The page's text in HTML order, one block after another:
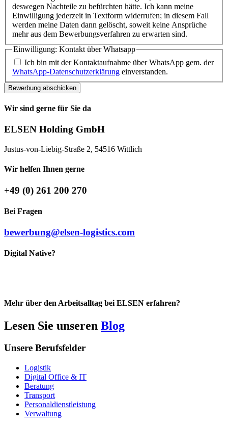
deswegen Nachteile zu befürchten hätte. Ich kann meine
Einwilligung jederzeit in Textform widerrufen; in diesem Fall
werden meine Daten dann gelöscht, soweit keine Ansprüche
mehr aus dem Bewerbungsverfahren zu erwarten sind.
Einwilligung: Kontakt über Whatsapp
Ich bin mit der Kontaktaufnahme über WhatsApp gem. der
WhatsApp-Datenschutzerklärung einverstanden.
Bewerbung abschicken
Wir sind gerne für Sie da
ELSEN Holding GmbH
Justus-von-Liebig-Straße 2, 54516 Wittlich
Wir helfen Ihnen gerne
+49 (0) 261 200 270
Bei Fragen
bewerbung@elsen-logistics.com
Digital Native?
Mehr über den Arbeitsalltag bei ELSEN erfahren?
Lesen Sie unseren Blog
Unsere Berufsfelder
Logistik
Digital Office & IT
Beratung
Transport
Personaldienstleistung
Verwaltung